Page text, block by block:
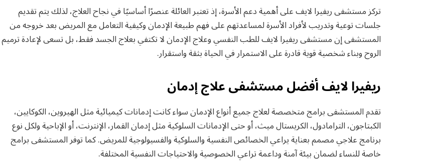
تركز مستشفى ريفيرا لايف على أهمية دعم الأسرة، إذ تعتبر العائلة عنصرًا أساسيًا في نجاح العلاج، لذلك يتم تقديم
جلسات توعية وتدريب لأفراد الأسرة لمساعدتهم على فهم طبيعة الإدمان وكيفية التعامل مع المريض بعد خروجه من
المستشفى إن مستشفى ريفيرا لايف للطب النفسي وعلاج الإدمان لا تكتفي بعلاج الجسد فقط، بل تسعى لإعادة ترميم
الروح وبناء شخصية قوية قادرة على الاستمرار في الحياة بثقة واستقرار.
ريفيرا لايف أفضل مستشفى علاج إدمان
تقدم المستشفى برامج متخصصة لعلاج جميع أنواع الإدمان سواء كانت إدمانات كيميائية مثل الهيروين، الكوكايين،
الكبتاجون، الترامادول، الكريستال ميث، أو حتى الإدمانات السلوكية مثل إدمان القمار، الإنترنت، أو الإباحية ولكل نوع
برنامج علاجي مصمم بعناية يراعي الخصائص النفسية والسلوكية والفسيولوجية للمريض. كما توفر المستشفى برامج
خاصة للنساء لضمان بيئة آمنة وداعمة تراعي الخصوصية والاحتياجات النفسية المختلفة.